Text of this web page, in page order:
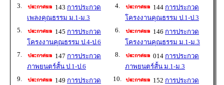
3.
143 การประกวด
เพลงคุณธรรม ม.1-ม.3
4. 144 การประกวด
โครงงานคุณธรรม ป.1-ป.3
5.
145 การประกวด
โครงงานคุณธรรม ป.4-ป.6
6. 146 การประกวด
โครงงานคุณธรรม ม.1-ม.3
7.
147 การประกวด
ภาพยนตร์สั้น ป.1-ป.6
8. 014 การประกวด
ภาพยนตร์สั้น ม.1-ม.3
9.
149 การประกวด
10. 152 การประกวด